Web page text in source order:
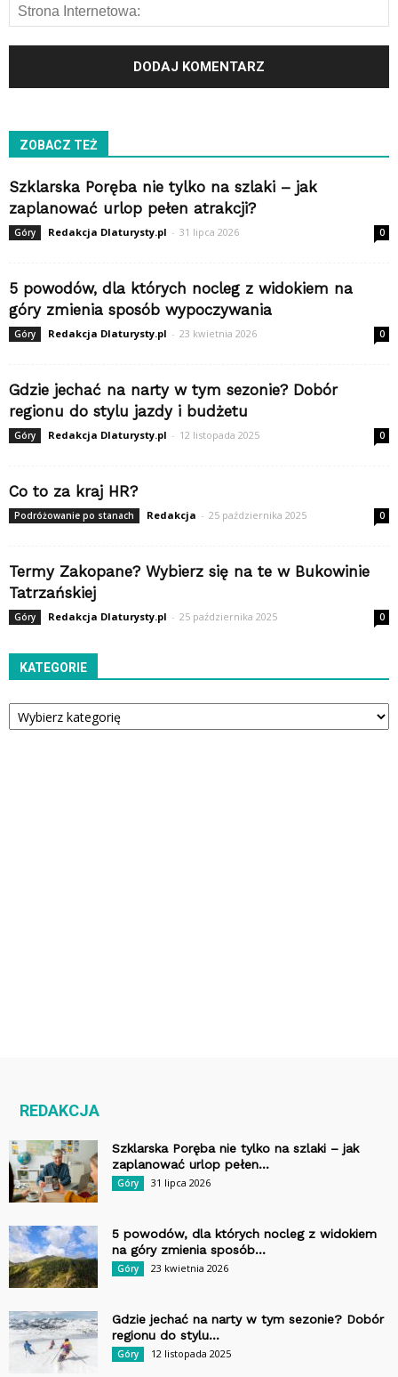
ZOBACZ TEŻ
Szklarska Poręba nie tylko na szlaki – jak
zaplanować urlop pełen atrakcji?
Góry Redakcja Dlaturysty.pl - 31 lipca 2026 0
5 powodów, dla których nocleg z widokiem na
góry zmienia sposób wypoczywania
Góry Redakcja Dlaturysty.pl - 23 kwietnia 2026 0
Gdzie jechać na narty w tym sezonie? Dobór
regionu do stylu jazdy i budżetu
Góry Redakcja Dlaturysty.pl - 12 listopada 2025 0
Co to za kraj HR?
Podróżowanie po stanach Redakcja - 25 października 2025 0
Termy Zakopane? Wybierz się na te w Bukowinie
Tatrzańskiej
Góry Redakcja Dlaturysty.pl - 25 października 2025 0
KATEGORIE
Kategorie
REDAKCJA
Szklarska Poręba nie tylko na szlaki – jak
zaplanować urlop pełen...
Góry 31 lipca 2026
5 powodów, dla których nocleg z widokiem
na góry zmienia sposób...
Góry 23 kwietnia 2026
Gdzie jechać na narty w tym sezonie? Dobór
regionu do stylu...
Góry 12 listopada 2025